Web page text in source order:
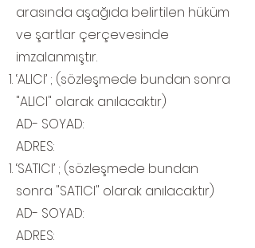
arasında aşağıda belirtilen hüküm
ve şartlar çerçevesinde
imzalanmıştır.
‘ALICI’ ; (sözleşmede bundan sonra
"ALICI" olarak anılacaktır)
AD- SOYAD:
ADRES:
‘SATICI’ ; (sözleşmede bundan
sonra "SATICI" olarak anılacaktır)
AD- SOYAD:
ADRES: